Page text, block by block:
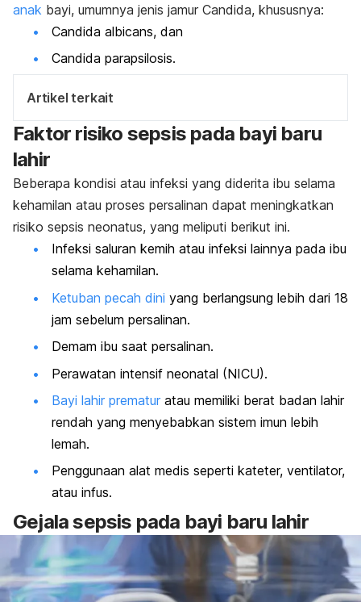
anak bayi, umumnya jenis jamur Candida, khususnya:
Candida albicans, dan
Candida parapsilosis.
Artikel terkait
Faktor risiko sepsis pada bayi baru
lahir
Beberapa kondisi atau infeksi yang diderita ibu selama
kehamilan atau proses persalinan dapat meningkatkan
risiko sepsis neonatus, yang meliputi berikut ini.
Infeksi saluran kemih atau infeksi lainnya pada ibu
selama kehamilan.
Ketuban pecah dini yang berlangsung lebih dari 18
jam sebelum persalinan.
Demam ibu saat persalinan.
Perawatan intensif neonatal (NICU).
Bayi lahir prematur atau memiliki berat badan lahir
rendah yang menyebabkan sistem imun lebih
lemah.
Penggunaan alat medis seperti kateter, ventilator,
atau infus.
Gejala sepsis pada bayi baru lahir